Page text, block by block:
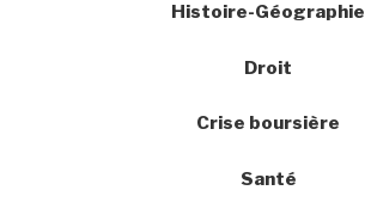
Histoire-Géographie
Droit
Crise boursière
Santé